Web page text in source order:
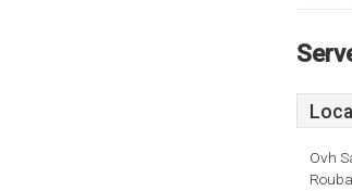
Ovh